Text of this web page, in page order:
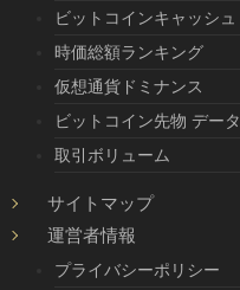
ビットコインキャッシュ
時価総額ランキング
仮想通貨ドミナンス
ビットコイン先物 データ
取引ボリューム
サイトマップ
運営者情報
プライバシーポリシー